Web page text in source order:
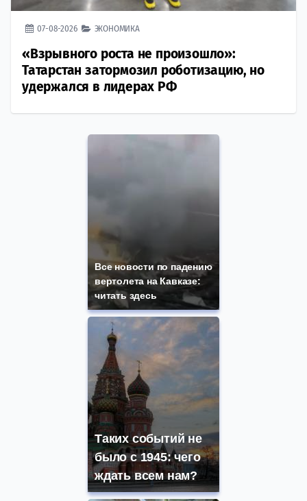
07-08-2026 ЭКОНОМИКА
«Взрывного роста не произошло»:
Татарстан затормозил роботизацию, но
удержался в лидерах РФ
Все новости по падению
вертолета на Кавказе:
читать здесь
Таких событий не
было с 1945: чего
ждать всем нам?